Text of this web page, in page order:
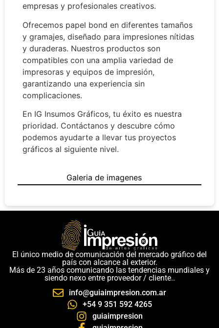
Galeria de imagenes
empresas y profesionales creativos.
Ofrecemos papel bond en diferentes tamaños
y gramajes, diseñado para impresiones nítidas
y duraderas. Nuestros productos son
compatibles con una amplia variedad de
impresoras y equipos de impresión,
garantizando una experiencia sin
complicaciones.
En IG Insumos Gráficos, tu éxito es nuestra
prioridad. Contáctanos y descubre cómo
podemos ayudarte a llevar tus proyectos
gráficos al siguiente nivel.
El único medio de comunicación del mercado gráfico del
país con alcance al exterior.
Más de 23 años comunicando las tendencias mundiales y
siendo nexo entre proveedor / cliente..
info@guiaimpresion.com.ar
+54 9 351 592 4265
guiaimpresion